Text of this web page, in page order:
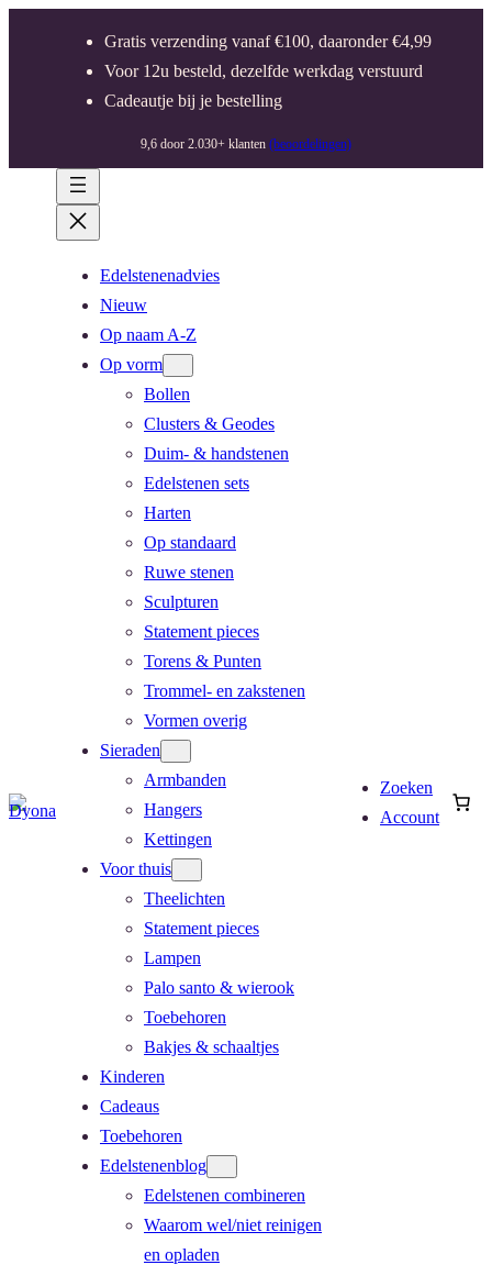
Gratis verzending vanaf €100, daaronder €4,99
Voor 12u besteld, dezelfde werkdag verstuurd
Cadeautje bij je bestelling
9,6 door 2.030+ klanten (beoordelingen)
Edelstenenadvies
Nieuw
Op naam A-Z
Op vorm
Bollen
Clusters & Geodes
Duim- & handstenen
Edelstenen sets
Harten
Op standaard
Ruwe stenen
Sculpturen
Statement pieces
Torens & Punten
Trommel- en zakstenen
Vormen overig
Sieraden
Armbanden
Hangers
Kettingen
Voor thuis
Theelichten
Statement pieces
Lampen
Palo santo & wierook
Toebehoren
Bakjes & schaaltjes
Kinderen
Cadeaus
Toebehoren
Edelstenenblog
Edelstenen combineren
Waarom wel/niet reinigen
en opladen
Zoeken
Account